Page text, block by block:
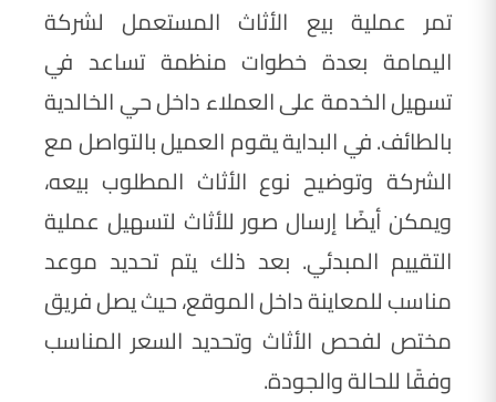
تمر عملية بيع الأثاث المستعمل لشركة
اليمامة بعدة خطوات منظمة تساعد في
تسهيل الخدمة على العملاء داخل حي الخالدية
بالطائف. في البداية يقوم العميل بالتواصل مع
الشركة وتوضيح نوع الأثاث المطلوب بيعه،
ويمكن أيضًا إرسال صور للأثاث لتسهيل عملية
التقييم المبدئي. بعد ذلك يتم تحديد موعد
مناسب للمعاينة داخل الموقع، حيث يصل فريق
مختص لفحص الأثاث وتحديد السعر المناسب
وفقًا للحالة والجودة.